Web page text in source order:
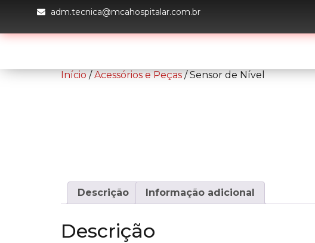
adm.tecnica@mcahospitalar.com.br
Início/Acessórios e Peças/ Sensor de Nível
Descrição Informação adicional
Descrição